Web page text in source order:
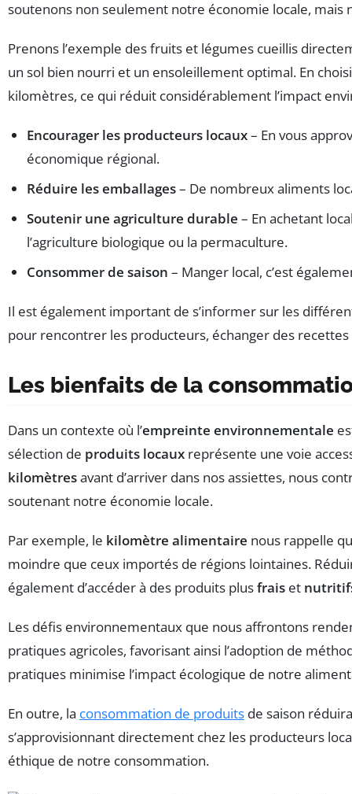
soutenons non seulement notre économie locale,
Prenons l’exemple des fruits et légumes cueillis
un sol bien nourri et un ensoleillement optimal. En
kilomètres, ce qui réduit considérablement l’impact
Encourager les producteurs locaux– En vous
économique régional.
Réduire les emballages– De nombreux aliments
Soutenir une agriculture durable – En achetant
l’agriculture biologique ou la permaculture.
Consommer de saison – Manger local, c’est
Il est également important de s’informer sur les
pour rencontrer les producteurs, échanger des
Les bienfaits de la
Dans un contexte où l’empreinte environnementale
sélection de produits locaux représente une voie
kilomètresavant d’arriver dans nos assiettes, nous
soutenant notre économie locale.
Par exemple, le kilomètre alimentaire nous rappelle
moindre que ceux importés de régions lointaines.
également d’accéder à des produits plusfrais et
Les défis environnementaux que nous affrontons
pratiques agricoles, favorisant ainsi l’adoption de
pratiques minimise l’impact écologique de notre
En outre, la consommation de produits de saison
s’approvisionnant directement chez les producteurs
éthique de notre consommation.